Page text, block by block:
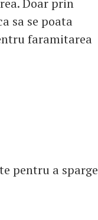
Doar prin
sa se poata
faramitarea
pentru a sparge